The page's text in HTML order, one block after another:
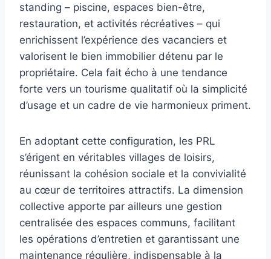
standing – piscine, espaces bien-être,
restauration, et activités récréatives – qui
enrichissent l’expérience des vacanciers et
valorisent le bien immobilier détenu par le
propriétaire. Cela fait écho à une tendance
forte vers un tourisme qualitatif où la simplicité
d’usage et un cadre de vie harmonieux priment.
En adoptant cette configuration, les PRL
s’érigent en véritables villages de loisirs,
réunissant la cohésion sociale et la convivialité
au cœur de territoires attractifs. La dimension
collective apporte par ailleurs une gestion
centralisée des espaces communs, facilitant
les opérations d’entretien et garantissant une
maintenance régulière, indispensable à la